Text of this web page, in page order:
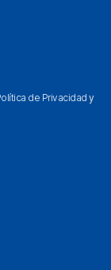
de Privacidady